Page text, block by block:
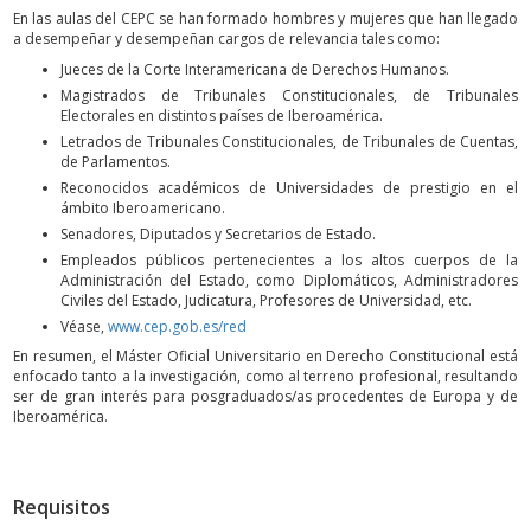
En las aulas del CEPC se han formado hombres y mujeres que han llegado
a desempeñar y desempeñan cargos de relevancia tales como:
Jueces de la Corte Interamericana de Derechos Humanos.
Magistrados de Tribunales Constitucionales, de Tribunales
Electorales en distintos países de Iberoamérica.
Letrados de Tribunales Constitucionales, de Tribunales de Cuentas,
de Parlamentos.
Reconocidos académicos de Universidades de prestigio en el
ámbito Iberoamericano.
Senadores, Diputados y Secretarios de Estado.
Empleados públicos pertenecientes a los altos cuerpos de la
Administración del Estado, como Diplomáticos, Administradores
Civiles del Estado, Judicatura, Profesores de Universidad, etc.
Véase, www.cep.gob.es/red
En resumen, el Máster Oficial Universitario en Derecho Constitucional está
enfocado tanto a la investigación, como al terreno profesional, resultando
ser de gran interés para posgraduados/as procedentes de Europa y de
Iberoamérica.
Requisitos